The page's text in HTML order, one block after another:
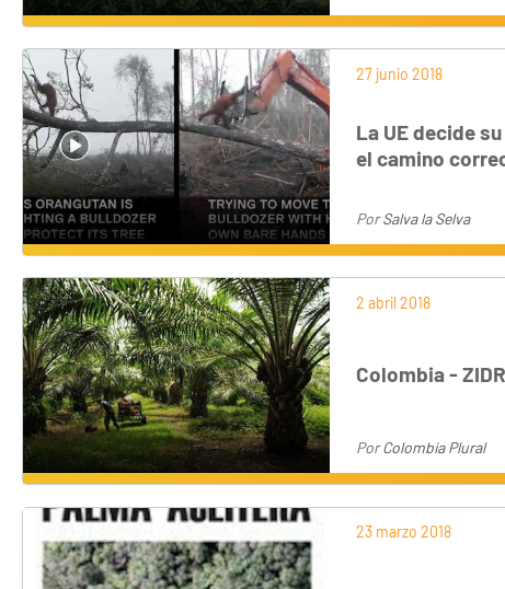
27 junio 2018
La UE decide
el camino
PorSalva la Selva
2 abril 2018
Colombia -
PorColombia Plural
23 marzo 2018